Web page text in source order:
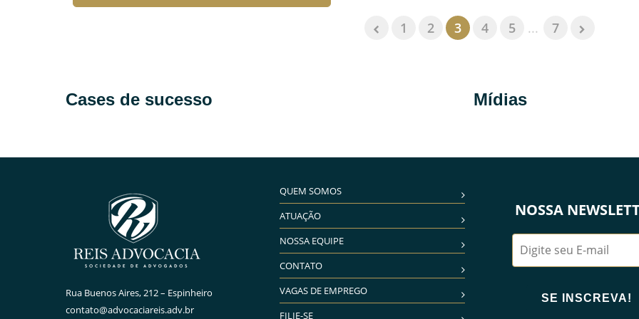
1 2 3 4 5 ... 7
Cases de sucesso Mídias
Rua Buenos Aires, 212 – Espinheiro
contato@advocaciareis.adv.br
QUEM SOMOS
ATUAÇÃO
NOSSA EQUIPE
CONTATO
VAGAS DE EMPREGO
FILIE-SE
NOSSA